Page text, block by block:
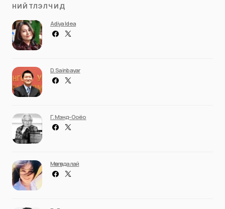
НИЙТЛЭЛЧИД
Adiya Idea
D. Sainbayar
Г. Мэнд-Ооёо
Мөнгөндалай